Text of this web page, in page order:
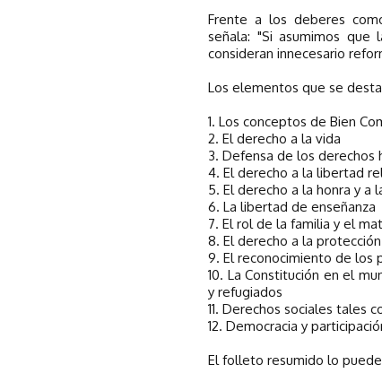
Frente a los deberes
señala: "Si asumimos
consideran innecesario
Los elementos que se
1. Los conceptos de Bien
2. El derecho a la vida
3. Defensa de los derechos
4. El derecho a la libertad
5. El derecho a la honra y a
6. La libertad de enseñanza
7. El rol de la familia y el
8. El derecho a la
9. El reconocimiento de los
10. La Constitución en el
y refugiados
11. Derechos sociales tales
12. Democracia y
El folleto resumido lo